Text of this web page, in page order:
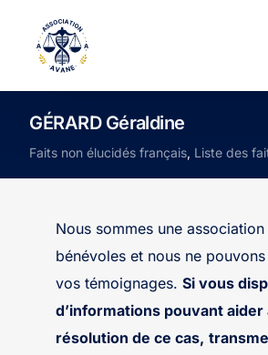
GÉRARD Géraldine
Faits non élucidés français, Liste des
Nous sommes une association
bénévoles et nous ne
vos témoignages. Si vous
d’informations pouvant aider
résolution de ce cas,